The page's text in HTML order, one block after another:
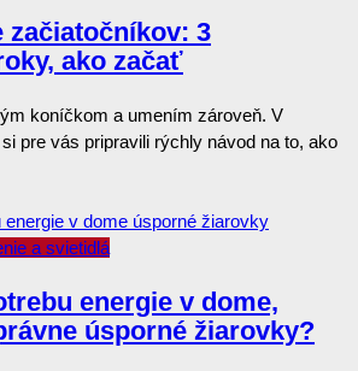
začiatočníkov: 3
ako začať
koníčkom a umením zároveň. V
pre vás pripravili rýchly návod na to, ako
a svietidlá
energie v dome,
úsporné žiarovky?